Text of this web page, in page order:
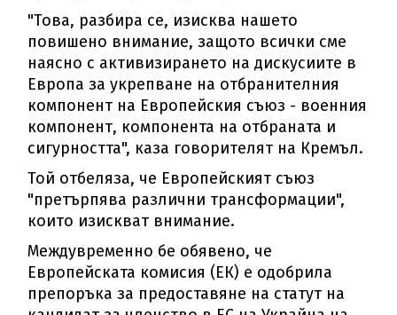
"Това, разбира се, изисква нашето
повишено внимание, защото всички сме
наясно с активизирането на дискусиите в
Европа за укрепване на отбранителния
компонент на Европейския съюз - военния
компонент, компонента на отбраната и
сигурността", каза говорителят на Кремъл.
Той отбеляза, че Европейският съюз
"претърпява различни трансформации",
които изискват внимание.
Междувременно бе обявено, че
Европейската комисия (ЕК) е одобрила
препоръка за предоставяне на статут на